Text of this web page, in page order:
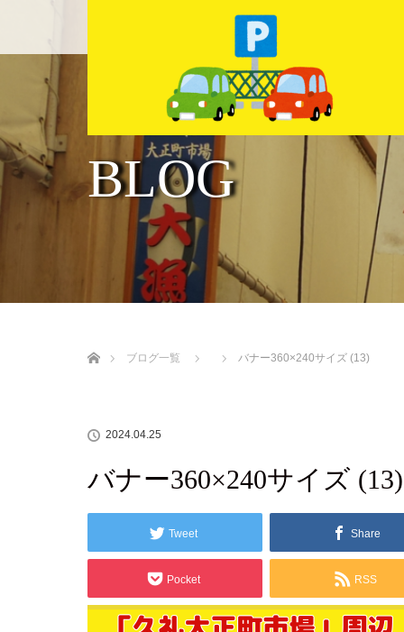
ホーム
BLOG
ブログ一覧
バナー360×240サイズ (13)
2024.04.25
バナー360×240サイズ (13)
Tweet Share
Pocket RSS